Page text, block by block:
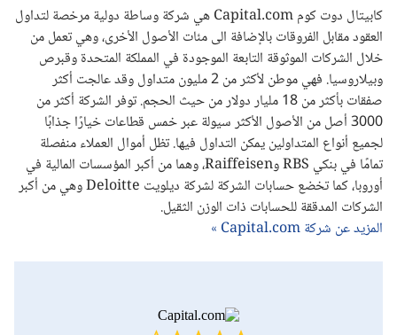
كابيتال دوت كومCapital.comهي شركة وساطة دولية مرخصة لتداول
العقود مقابل الفروقات بالإضافة الى مئات الأصول الأخرى، وهي تعمل من
خلال الشركات الموثوقة التابعة الموجودة في المملكة المتحدة وقبرص
وبيلاروسيا. فهي موطن لأكثر من 2 مليون متداول وقد عالجت أكثر
صفقات بأكثر من 18 مليار دولار من حيث الحجم. توفر الشركة أكثر من
3000 أصل من الأصول الأكثر سيولة عبر خمس قطاعات خيارًا جذابًا
لجميع أنواع المتداولين يمكن التداول فيها. تظل أموال العملاء منفصلة
تمامًا في بنكي RBSوRaiffeisen، وهما من أكبر المؤسسات المالية في
أوروبا، كما تخضع حسابات الشركة لشركة ديلويت Deloitteوهي من أكبر
الشركات المدققة للحسابات ذات الوزن الثقيل.
المزيد عن شركة Capital.com »